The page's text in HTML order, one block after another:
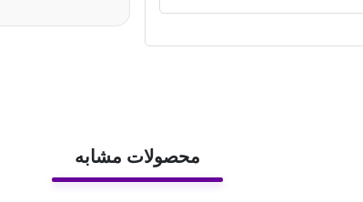
محصولات مشابه